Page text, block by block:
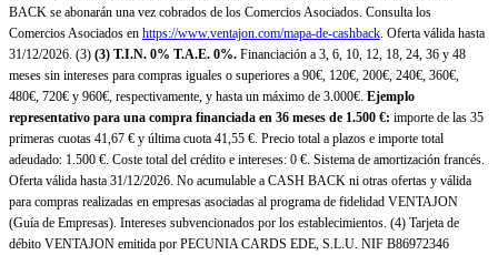
BACK se abonarán una vez cobrados de los Comercios Asociados. Consulta los
Comercios Asociados en https://www.ventajon.com/mapa-de-cashback. Oferta válida hasta
31/12/2026. (3) (3) T.I.N. 0% T.A.E. 0%. Financiación a 3, 6, 10, 12, 18, 24, 36 y 48
meses sin intereses para compras iguales o superiores a 90€, 120€, 200€, 240€, 360€,
480€, 720€ y 960€, respectivamente, y hasta un máximo de 3.000€. Ejemplo
representativo para una compra financiada en 36 meses de 1.500 €: importe de las 35
primeras cuotas 41,67 € y última cuota 41,55 €. Precio total a plazos e importe total
adeudado: 1.500 €. Coste total del crédito e intereses: 0 €. Sistema de amortización francés.
Oferta válida hasta 31/12/2026. No acumulable a CASH BACK ni otras ofertas y válida
para compras realizadas en empresas asociadas al programa de fidelidad VENTAJON
(Guía de Empresas). Intereses subvencionados por los establecimientos. (4) Tarjeta de
débito VENTAJON emitida por PECUNIA CARDS EDE, S.L.U. NIF B86972346